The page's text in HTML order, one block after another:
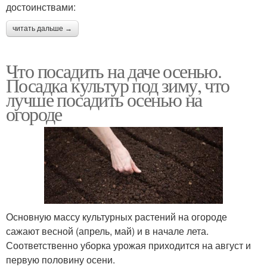
достоинствами:
читать дальше →
Что посадить на даче осенью.
Посадка культур под зиму, что
лучше посадить осенью на
огороде
Основную массу культурных растений на огороде
сажают весной (апрель, май) и в начале лета.
Соответственно уборка урожая приходится на август и
первую половину осени.